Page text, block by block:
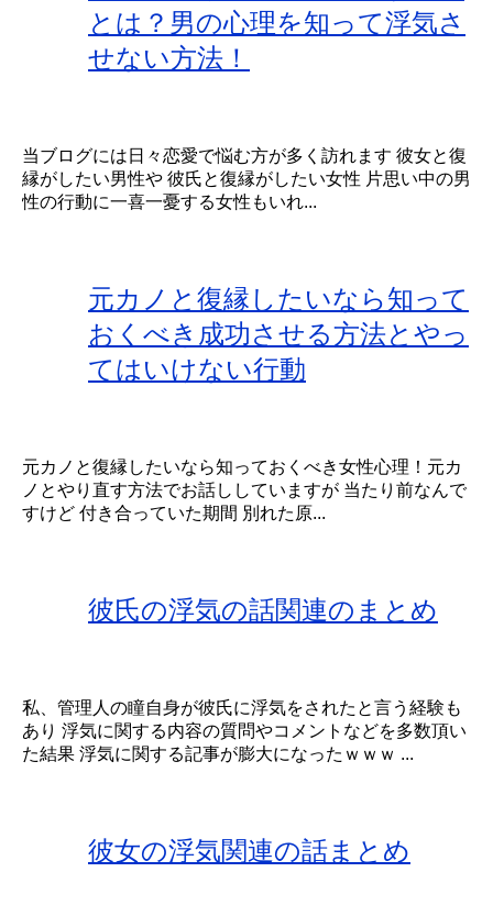
とは？男の心理を知って浮気さ
せない方法！
当ブログには日々恋愛で悩む方が多く訪れます 彼女と復
縁がしたい男性や 彼氏と復縁がしたい女性 片思い中の男
性の行動に一喜一憂する女性もいれ...
元カノと復縁したいなら知って
おくべき成功させる方法とやっ
てはいけない行動
元カノと復縁したいなら知っておくべき女性心理！元カ
ノとやり直す方法でお話ししていますが 当たり前なんで
すけど 付き合っていた期間 別れた原...
彼氏の浮気の話関連のまとめ
私、管理人の瞳自身が彼氏に浮気をされたと言う経験も
あり 浮気に関する内容の質問やコメントなどを多数頂い
た結果 浮気に関する記事が膨大になったｗｗｗ ...
彼女の浮気関連の話まとめ